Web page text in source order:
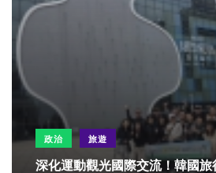
政治 旅遊
深化運動觀光國際交流！韓國旅